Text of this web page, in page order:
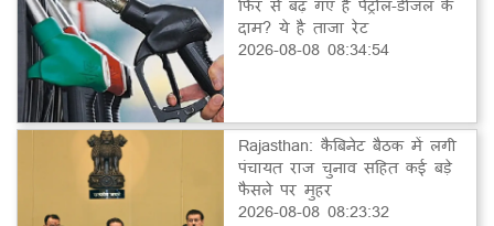
दाम? ये है ताजा रेट
2026-08-08 08:34:54
Rajasthan: कैबिनेट बैठक में लगी
पंचायत राज चुनाव सहित कई बड़े
फैसले पर मुहर
2026-08-08 08:23:32